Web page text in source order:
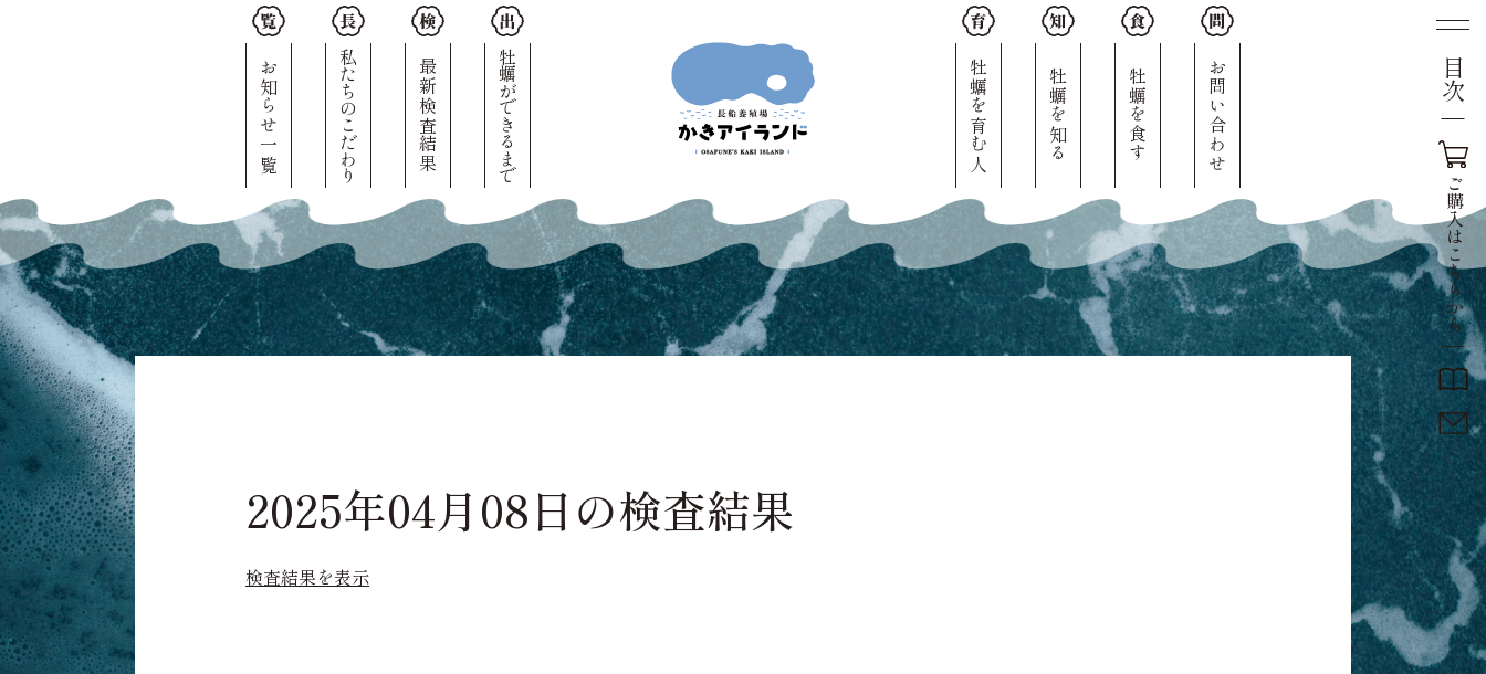
お知らせ一覧 私たちのこだわり 最新検査結果 牡蠣ができるまで 牡蠣を育む人 牡蠣を知る 牡蠣を食す お問い合わせ 目次
ご
購
入
は
こ
ち
ら
か
ら
2025年04月08日の検査結果
検査結果を表示